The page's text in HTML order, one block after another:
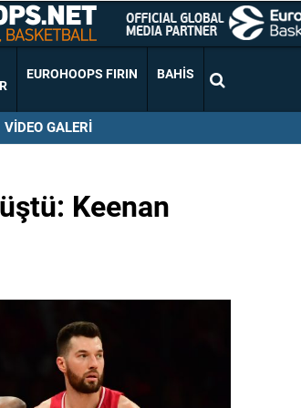
EUROHOOPS FIRIN BAHIS
VIDEO GALERI
Keenan